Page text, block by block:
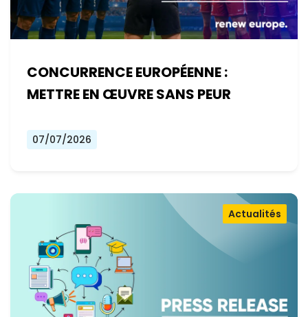
CONCURRENCE EUROPÉENNE :
METTRE EN ŒUVRE SANS PEUR
07/07/2026
Actualités